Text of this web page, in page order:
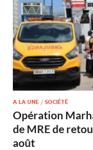
A LA UNE / SOCIÉTÉ
Opération
de MRE de
août